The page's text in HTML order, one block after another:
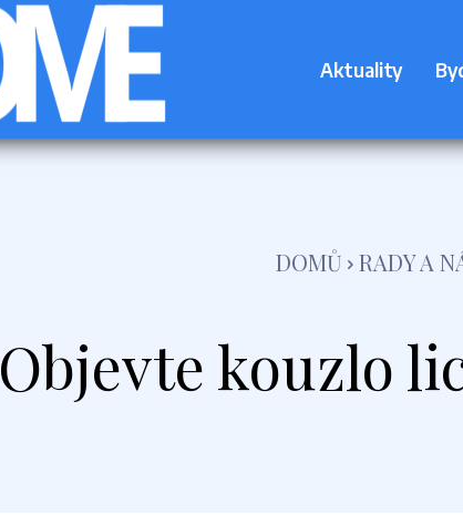
Aktuality
DOMŮ RADY A
Objevte kouzlo